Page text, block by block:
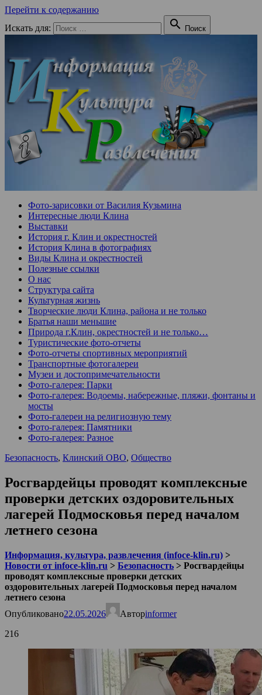
Перейти к содержанию
Искать для:
 Поиск
Фото-зарисовки от Василия Кузьмина
Интересные люди Клина
Выставки
История г. Клин и окрестностей
История Клина в фотографиях
Виды Клина и окрестностей
Полезные ссылки
О нас
Структура сайта
Культурная жизнь
Творческие люди Клина, района и не только
Братья наши меньшие
Природа г.Клин, окрестностей и не только…
Туристические фото-отчеты
Фото-отчеты спортивных мероприятий
Транспортные фотогалереи
Музеи и достопримечательности
Фото-галерея: Парки
Фото-галерея: Водоемы, набережные, пляжи, фонтаны и
мосты
Фото-галереи на религиозную тему
Фото-галерея: Памятники
Фото-галерея: Разное
Безопасность, Клинский ОВО, Общество
Росгвардейцы проводят комплексные
проверки детских оздоровительных
лагерей Подмосковья перед началом
летнего сезона
Информация, культура, развлечения (infoce-klin.ru) >
Новости от infoce-klin.ru > Безопасность > Росгвардейцы
проводят комплексные проверки детских
оздоровительных лагерей Подмосковья перед началом
летнего сезона
Опубликовано22.05.2026 Авторinformer
216